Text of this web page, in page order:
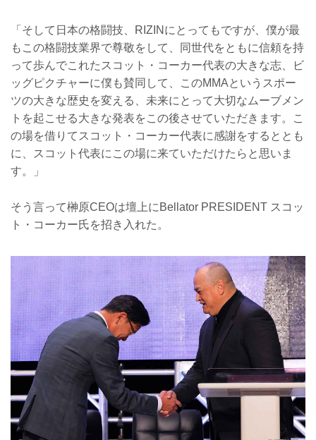
「そして日本の格闘技、RIZINにとってもですが、僕が最
もこの格闘技業界で尊敬をして、同世代をともに信頼を持
って歩んでこれたスコット・コーカー代表の大きな志、ビ
ッグピクチャーに僕も賛同して、このMMAというスポー
ツの大きな歴史を変える、未来にとって大切なムーブメン
トを起こせる大きな発表をこの後させていただきます。こ
の場を借りてスコット・コーカー代表に感謝をするととも
に、スコット代表にこの場に来ていただけたらと思いま
す。」
そう言って榊原CEOは壇上にBellator PRESIDENT スコッ
ト・コーカー氏を招き入れた。